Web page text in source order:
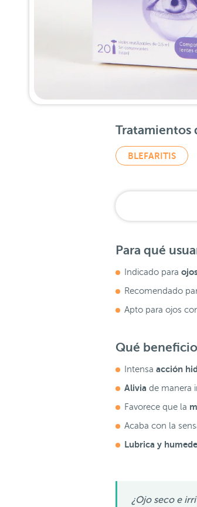
Tratamientos
BLEFARITIS
Para qué
Indicado para
Recomendado
Apto para ojos
Qué
Intensa acción
Alivia de manera
Favorece que la
Acaba con la
Lubrica y
¿Ojo seco e